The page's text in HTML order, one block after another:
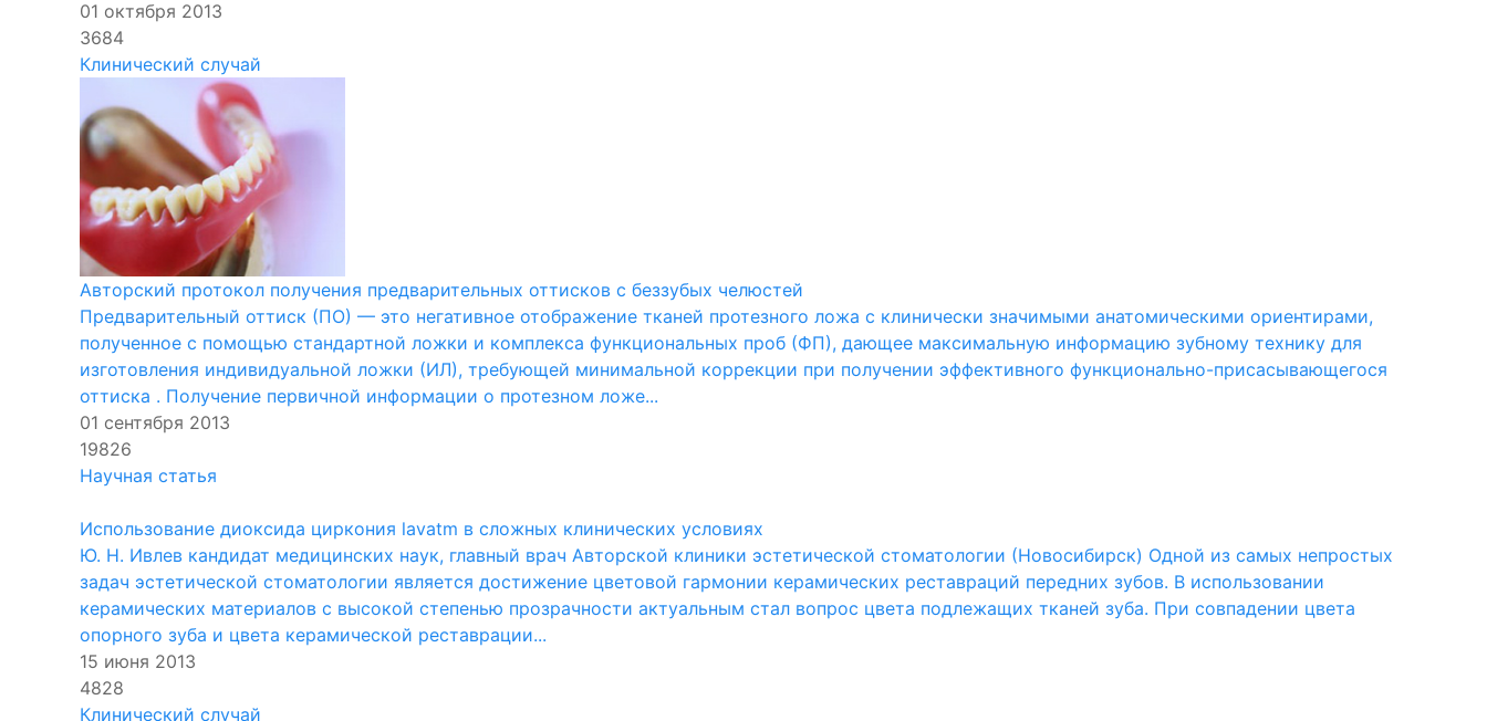
01 октября 2013
3684
Клинический случай
Авторский протокол получения предварительных оттисков с беззубых челюстей
Предварительный оттиск (ПО) — это негативное отображение тканей протезного ложа с клинически значимыми анатомическими ориентирами,
полученное с помощью стандартной ложки и комплекса функциональных проб (ФП), дающее максимальную информацию зубному технику для
изготовления индивидуальной ложки (ИЛ), требующей минимальной коррекции при получении эффективного функционально-присасывающегося
оттиска . Получение первичной информации о протезном ложе...
01 сентября 2013
19826
Научная статья
Использование диоксида циркония lavatm в сложных клинических условиях
Ю. Н. Ивлев кандидат медицинских наук, главный врач Авторской клиники эстетической стоматологии (Новосибирск) Одной из самых непростых
задач эстетической стоматологии является достижение цветовой гармонии керамических реставраций передних зубов. В использовании
керамических материалов с высокой степенью прозрачности актуальным стал вопрос цвета подлежащих тканей зуба. При совпадении цвета
опорного зуба и цвета керамической реставрации...
15 июня 2013
4828
Клинический случай